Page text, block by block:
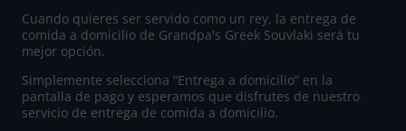
Cuando quieres ser servido como un rey, la entrega de
comida a domicilio de Grandpa's Greek Souvlaki será tu
mejor opción.
Simplemente selecciona “Entrega a domicilio” en la
pantalla de pago y esperamos que disfrutes de nuestro
servicio de entrega de comida a domicilio.